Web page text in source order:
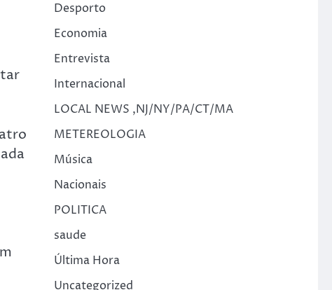
Desporto
Economia
Entrevista
Internacional
LOCAL NEWS ,NJ/NY/PA/CT/MA
METEREOLOGIA
Música
Nacionais
POLITICA
saude
Última Hora
Uncategorized